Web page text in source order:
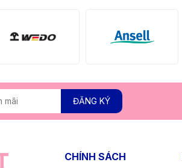
ĐĂNG KÝ
CHÍNH SÁCH